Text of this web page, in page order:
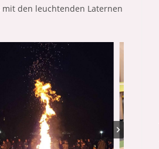
den leuchtenden Laternen